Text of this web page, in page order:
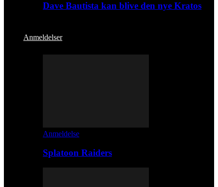
Dave Bautista kan blive den nye Kratos
Anmeldelser
Anmeldelse
Splatoon Raiders